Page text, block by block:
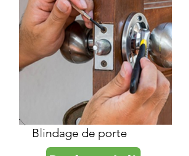
Blindage de porte